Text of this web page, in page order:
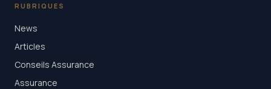
RUBRIQUES
News
Articles
Conseils Assurance
Assurance